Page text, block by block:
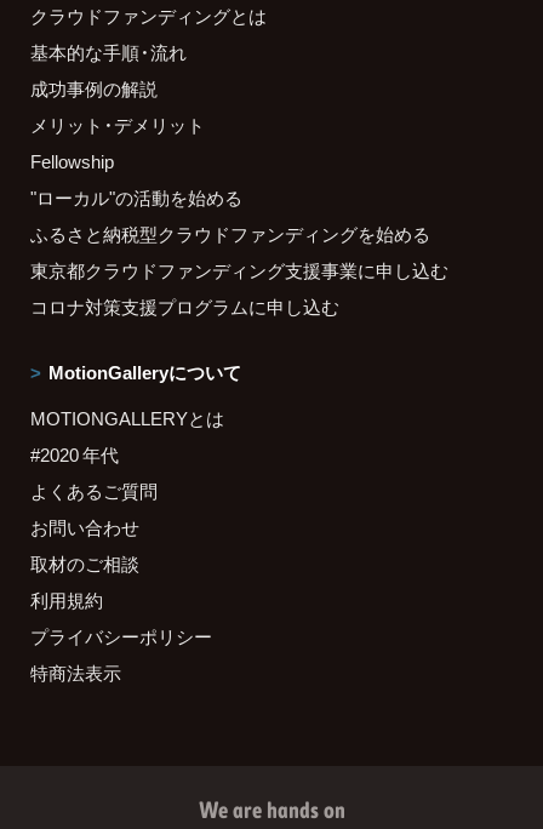
クラウドファンディングとは
基本的な手順・流れ
成功事例の解説
メリット・デメリット
Fellowship
"ローカル"の活動を始める
ふるさと納税型クラウドファンディングを始める
東京都クラウドファンディング支援事業に申し込む
コロナ対策支援プログラムに申し込む
MotionGalleryについて
MOTIONGALLERYとは
#2020 年代
よくあるご質問
お問い合わせ
取材のご相談
利用規約
プライバシーポリシー
特商法表示
We are hands on